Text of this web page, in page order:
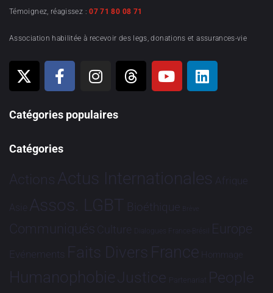
Témoignez, réagissez :07 71 80 08 71
Association habilitée à recevoir des legs, donations et assurances-vie
Catégories populaires
Catégories
Actions Actus Internationales Afrique
Asie Assos. LGBT Bioéthique Brève
Communiqués Culture Dialogues France-Brésil Europe
Evénements Faits Divers France Hommage
HumanophobieJustice Partenariat People